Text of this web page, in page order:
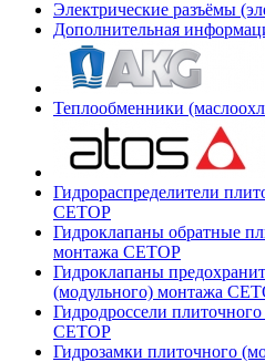
Электрические разъёмы
Дополнительная
Теплообменники
Гидрораспределители
СЕТОР
Гидроклапаны обратные
монтажа CETOP
Гидроклапаны
(модульного) монтажа
Гидродроссели
CETOP
Гидрозамки плиточного